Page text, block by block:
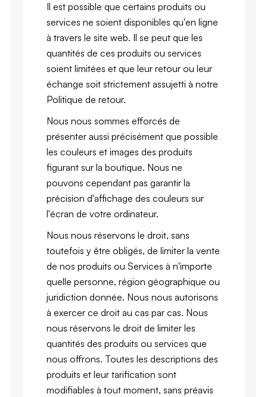
Il est possible que certains produits ou
services ne soient disponibles qu'en ligne
à travers le site web. Il se peut que les
quantités de ces produits ou services
soient limitées et que leur retour ou leur
échange soit strictement assujetti à notre
Politique de retour.
Nous nous sommes efforcés de
présenter aussi précisément que possible
les couleurs et images des produits
figurant sur la boutique. Nous ne
pouvons cependant pas garantir la
précision d'affichage des couleurs sur
l'écran de votre ordinateur.
Nous nous réservons le droit, sans
toutefois y être obligés, de limiter la vente
de nos produits ou Services à n'importe
quelle personne, région géographique ou
juridiction donnée. Nous nous autorisons
à exercer ce droit au cas par cas. Nous
nous réservons le droit de limiter les
quantités des produits ou services que
nous offrons. Toutes les descriptions des
produits et leur tarification sont
modifiables à tout moment, sans préavis